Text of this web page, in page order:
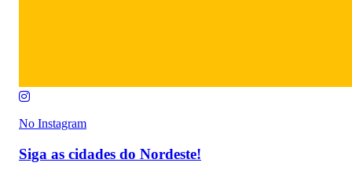
No Instagram
Siga as cidades do Nordeste!